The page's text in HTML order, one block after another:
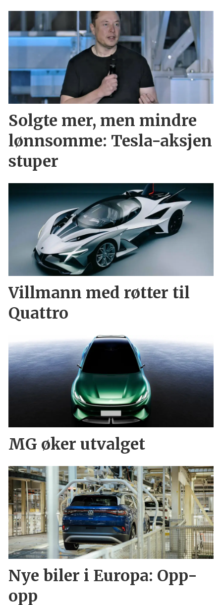
Solgte mer, men mindre
lønnsomme: Tesla-aksjen
stuper
Villmann med røtter til
Quattro
MG øker utvalget
Nye biler i Europa: Opp-
opp